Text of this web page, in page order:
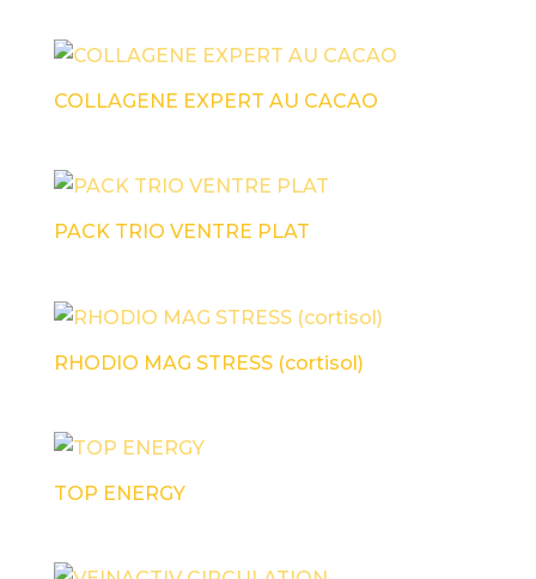
COLLAGENE EXPERT AU CACAO
PACK TRIO VENTRE PLAT
RHODIO MAG STRESS (cortisol)
TOP ENERGY